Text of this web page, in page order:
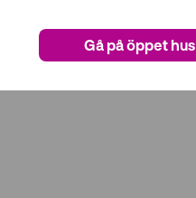
Gå på öppet hus